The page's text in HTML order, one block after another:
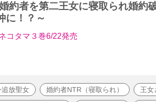
約者を第二王女に寝取られ婚約
に！？～
コタマ３巻6/22発売
追放聖女 婚約者NTR（寝取られ） 王女